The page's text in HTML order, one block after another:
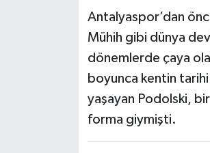
Antalyaspor’dan
Mühih gibi dünya
dönemlerde çaya
boyunca kentin
yaşayan Podolski, bir
forma giymişti.